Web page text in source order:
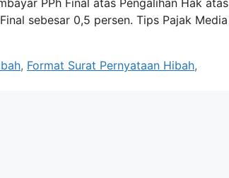
sebesar 0,5 persen. Tips Pajak Media
, Format Surat Pernyataan Hibah,